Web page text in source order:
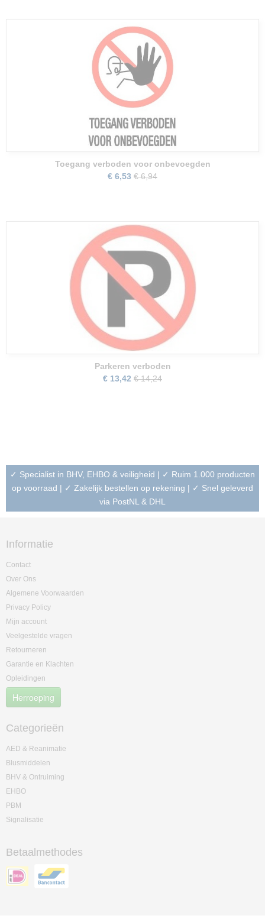
Toegang verboden voor onbevoegden
€ 6,53 € 6,94
Parkeren verboden
€ 13,42 € 14,24
✓ Specialist in BHV, EHBO & veiligheid | ✓ Ruim 1.000 producten
op voorraad | ✓ Zakelijk bestellen op rekening | ✓ Snel geleverd
via PostNL & DHL
Informatie
Contact
Over Ons
Algemene Voorwaarden
Privacy Policy
Mijn account
Veelgestelde vragen
Retourneren
Garantie en Klachten
Opleidingen
Herroeping
Categorieën
AED & Reanimatie
Blusmiddelen
BHV & Ontruiming
EHBO
PBM
Signalisatie
Betaalmethodes